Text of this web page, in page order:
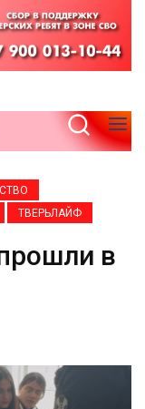
ТВЕРЬЛАЙФ
в